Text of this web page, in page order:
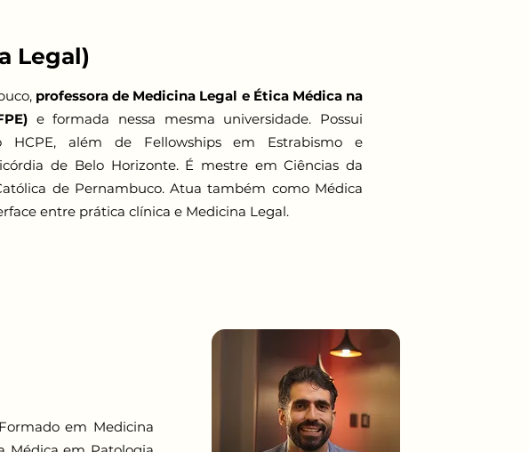
Legal)
professora de Medicina Legal e Ética Médica na
e formada nessa mesma universidade. Possui
HCPE, além de Fellowships em Estrabismo e
de Belo Horizonte. É mestre em Ciências da
de Pernambuco. Atua também como Médica
entre prática clínica e Medicina Legal.
em Medicina